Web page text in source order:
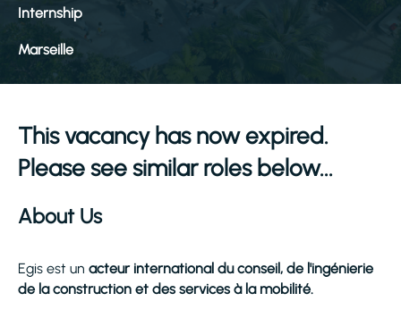
Internship
Marseille
This vacancy has now expired.
Please see similar roles below...
About Us
Egis est un acteur international du conseil, de l'ingénierie
de la construction et des services à la mobilité.